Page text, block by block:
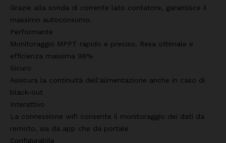
Grazie alla sonda di corrente lato contatore, garantisce il
massimo autoconsumo.
Performante
Monitoraggio MPPT rapido e preciso. Resa ottimale e
efficienza massima 98%
Sicuro
Assicura la continuità dell'alimentazione anche in caso di
black-out
Interattivo
La connessione wifi consente il monitoraggio dei dati da
remoto, sia da app che da portale
Configurabile